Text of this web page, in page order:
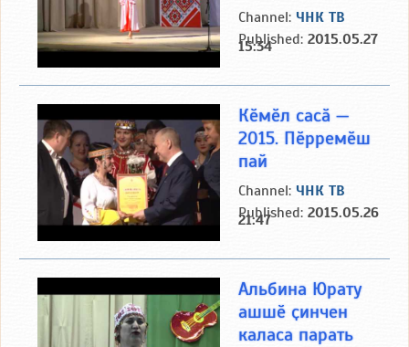
Channel: ЧНК ТВ
Published: 2015.05.27
15:34
Кӗмӗл сасӑ —
2015. Пӗрремӗш
пай
Channel: ЧНК ТВ
Published: 2015.05.26
21:47
Альбина Юрату
ашшӗ ҫинчен
каласа парать